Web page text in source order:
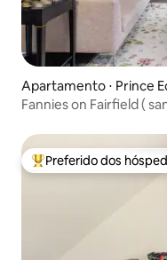
Apartamento ⋅ Prince
Entre os melhores
Preferido dos